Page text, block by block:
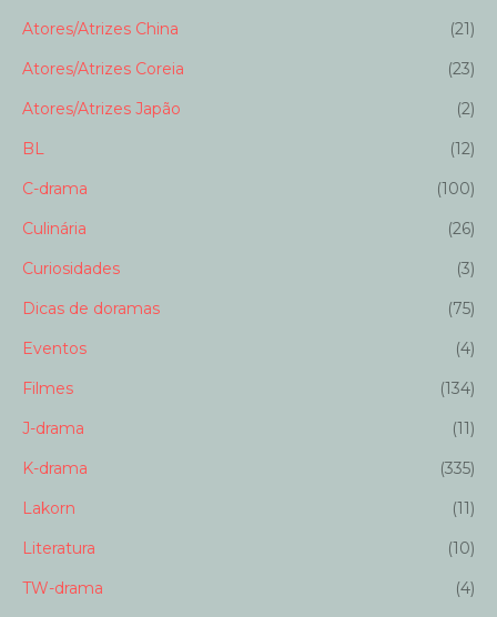
Atores/Atrizes China
(21)
Atores/Atrizes Coreia
(23)
Atores/Atrizes Japão
(2)
BL
(12)
C-drama
(100)
Culinária
(26)
Curiosidades
(3)
Dicas de doramas
(75)
Eventos
(4)
Filmes
(134)
J-drama
(11)
K-drama
(335)
Lakorn
(11)
Literatura
(10)
TW-drama
(4)